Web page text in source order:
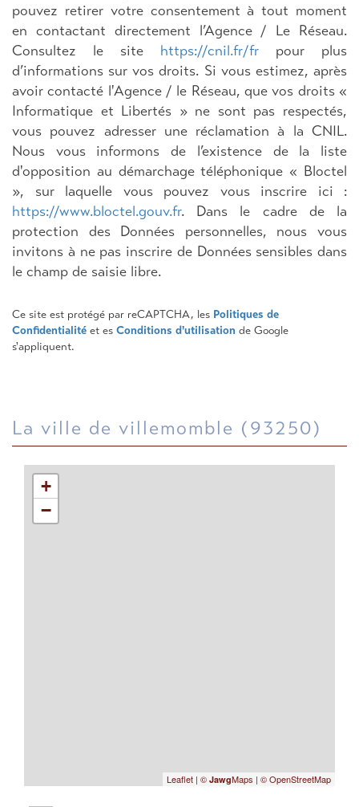
pouvez retirer votre consentement à tout moment
en contactant directement l’Agence / Le Réseau.
Consultez le site https://cnil.fr/fr pour plus
d’informations sur vos droits. Si vous estimez, après
avoir contacté l'Agence / le Réseau, que vos droits «
Informatique et Libertés » ne sont pas respectés,
vous pouvez adresser une réclamation à la CNIL.
Nous vous informons de l’existence de la liste
d'opposition au démarchage téléphonique « Bloctel
», sur laquelle vous pouvez vous inscrire ici :
https://www.bloctel.gouv.fr. Dans le cadre de la
protection des Données personnelles, nous vous
invitons à ne pas inscrire de Données sensibles dans
le champ de saisie libre.
Ce site est protégé par reCAPTCHA, les Politiques de
Confidentialité et es Conditions d'utilisation de Google
s'appliquent.
la ville de villemomble (93250)
+
−
Leaflet | © JawgMaps | © OpenStreetMap